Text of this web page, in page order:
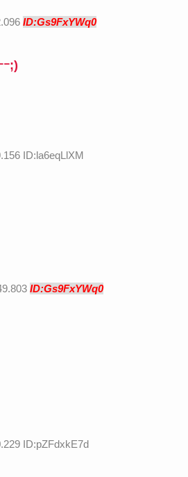
ID:Gs9FxYWq0
ｰ;)
ID:la6eqLlXM
ID:Gs9FxYWq0
ID:pZFdxkE7d